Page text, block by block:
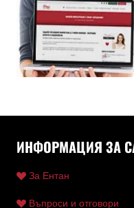
ИНФОРМАЦИЯ ЗА
За Ентан
Въпроси и отговори